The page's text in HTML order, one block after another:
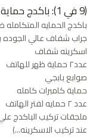
(9 في 1): باكدج حماية آيفون 15 Pro
باكدج الحمايه
جراب شفاف عالي الجوده
اسكرينه شفاف
عدد٢ حماية ظهر للهاتف
صوابع بابجي
حماية كامبرات كامله
عدد ٢ حمايه لفتر الهاتف
ملجقات تركيب الباكدج
عند تركيب الاسكرينه...)